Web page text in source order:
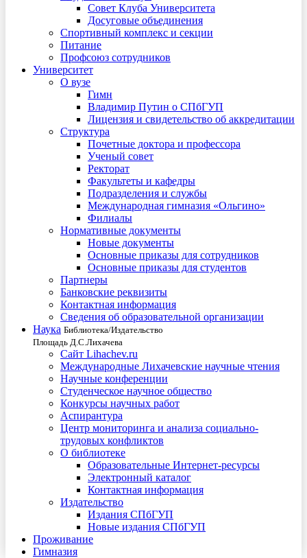
Совет Клуба Университета
Досуговые объединения
Спортивный комплекс и секции
Питание
Профсоюз сотрудников
Университет
О вузе
Гимн
Владимир Путин о СПбГУП
Лицензия и свидетельство об аккредитации
Структура
Почетные доктора и профессора
Ученый совет
Ректорат
Факультеты и кафедры
Подразделения и службы
Международная гимназия «Ольгино»
Филиалы
Нормативные документы
Новые документы
Основные приказы для сотрудников
Основные приказы для студентов
Партнеры
Банковские реквизиты
Контактная информация
Сведения об образовательной организации
Наука Библиотека/Издательство
Площадь Д.С.Лихачева
Сайт Lihachev.ru
Международные Лихачевские научные чтения
Научные конференции
Студенческое научное общество
Конкурсы научных работ
Аспирантура
Центр мониторинга и анализа социально-
трудовых конфликтов
О библиотеке
Образовательные Интернет-ресурсы
Электронный каталог
Контактная информация
Издательство
Издания СПбГУП
Новые издания СПбГУП
Проживание
Гимназия